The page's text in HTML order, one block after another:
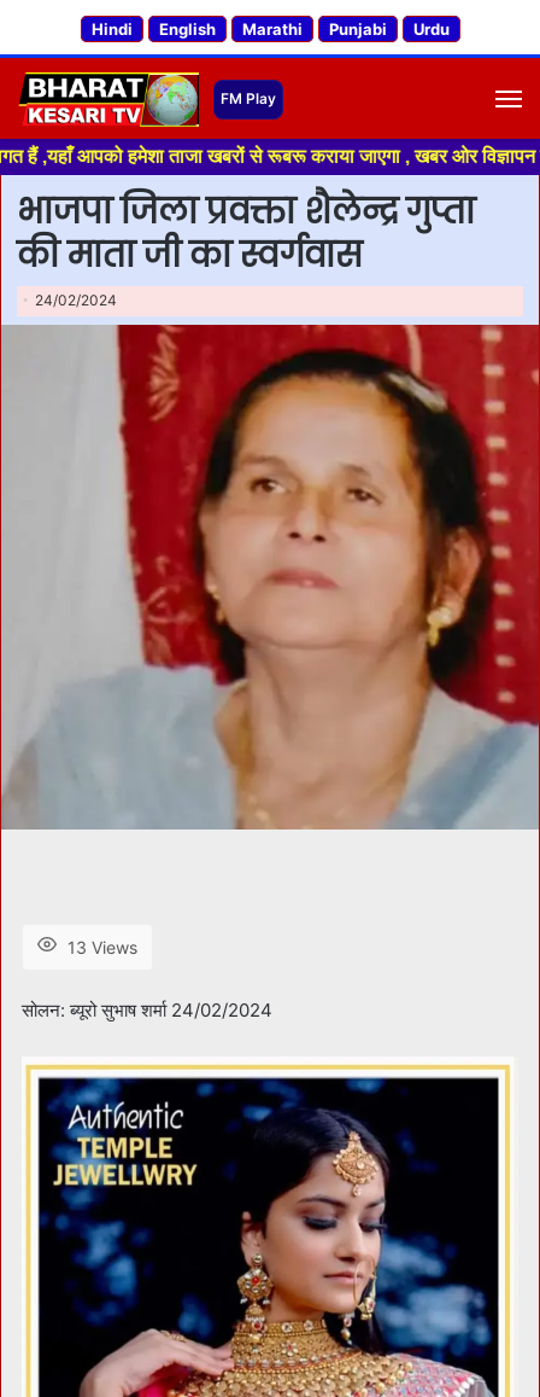
Hindi English Marathi Punjabi Urdu
हमेशा ताजा खबरों से रूबरू कराया जाएगा , खबर ओर विज्ञापन के
भाजपा जिला प्रवक्ता शैलेन्द्र गुप्ता
की माता जी का स्वर्गवास
24/02/2024
13 Views
सोलन: ब्यूरो सुभाष शर्मा 24/02/2024